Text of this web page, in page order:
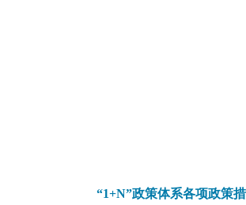
“1+N”政策体系各项政策